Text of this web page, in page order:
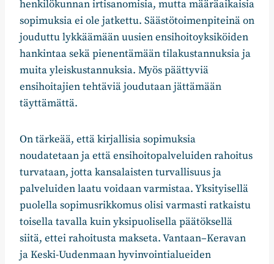
henkilökunnan irtisanomisia, mutta määräaikaisia
sopimuksia ei ole jatkettu. Säästötoimenpiteinä on
jouduttu lykkäämään uusien ensihoitoyksiköiden
hankintaa sekä pienentämään tilakustannuksia ja
muita yleiskustannuksia. Myös päättyviä
ensihoitajien tehtäviä joudutaan jättämään
täyttämättä.
On tärkeää, että kirjallisia sopimuksia
noudatetaan ja että ensihoitopalveluiden rahoitus
turvataan, jotta kansalaisten turvallisuus ja
palveluiden laatu voidaan varmistaa. Yksityisellä
puolella sopimusrikkomus olisi varmasti ratkaistu
toisella tavalla kuin yksipuolisella päätöksellä
siitä, ettei rahoitusta makseta. Vantaan–Keravan
ja Keski-Uudenmaan hyvinvointialueiden